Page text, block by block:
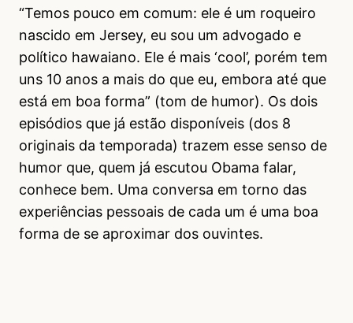
“Temos pouco em comum: ele é um roqueiro
nascido em Jersey, eu sou um advogado e
político hawaiano. Ele é mais ‘cool’, porém tem
uns 10 anos a mais do que eu, embora até que
está em boa forma” (tom de humor). Os dois
episódios que já estão disponíveis (dos 8
originais da temporada) trazem esse senso de
humor que, quem já escutou Obama falar,
conhece bem. Uma conversa em torno das
experiências pessoais de cada um é uma boa
forma de se aproximar dos ouvintes.